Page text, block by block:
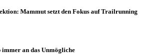
Mammut setzt den Fokus auf Trailrunning
an das Unmögliche